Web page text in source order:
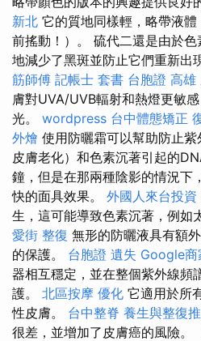
新北 它的質地同樣輕，略帶液
前搖動！）。 硫代二還是由於
地減少了黑斑並防止它們重新出
筋師傅 記帳士 套書 台胞證 高雄
膚對UVA/UVB輻射和熱燈更敏
光。 wordpress 台中體態矯正
外燴 使用防曬霜可以幫助防止
皮膚老化）和色素沉著引起的
鐘，但是在那兩種陰影的情況下
快的面具效果。 外國人來台投資
生，這可能導致色素沉著，例如
愛街 整復 無形的防曬液具有額
的保護。 台胞證 遺失 Google商
器相互穩定，並在整個紫外線頻
護。 北區按摩 優化 它適用於所
性皮膚。 台中整脊 養生與整復
很差，並增加了皮膚癌的風險。